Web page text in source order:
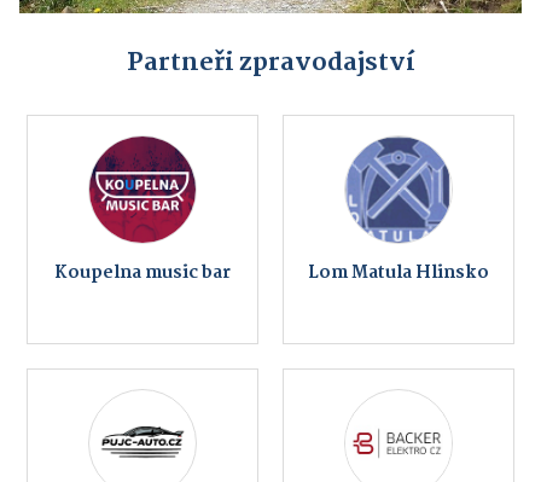
Partneři zpravodajství
Koupelna music bar Lom Matula Hlinsko